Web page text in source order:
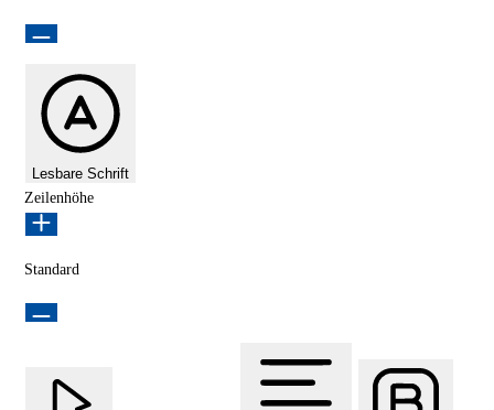
Lesbare Schrift
Zeilenhöhe
Standard